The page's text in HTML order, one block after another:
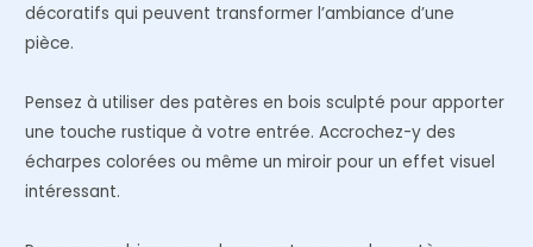
décoratifs qui peuvent transformer l’ambiance d’une
pièce.
Pensez à utiliser des patères en bois sculpté pour apporter
une touche rustique à votre entrée. Accrochez-y des
écharpes colorées ou même un miroir pour un effet visuel
intéressant.